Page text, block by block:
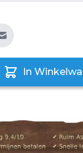
E-mail naar een
In